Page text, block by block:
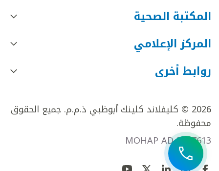
المكتبة الصحية
المركز الإعلامي
روابط أخرى
2026 © كليفلاند كلينك أبوظبي ذ.م.م. جميع الحقوق
محفوظة.
MOHAP AD FR27613